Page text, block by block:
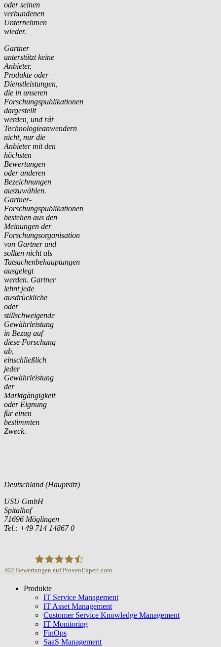
oder seinen
verbundenen
Unternehmen
wieder.
Gartner
unterstützt keine
Anbieter,
Produkte oder
Dienstleistungen,
die in unseren
Forschungspublikationen
dargestellt
werden, und rät
Technologieanwendern
nicht, nur die
Anbieter mit den
höchsten
Bewertungen
oder anderen
Bezeichnungen
auszuwählen.
Gartner-
Forschungspublikationen
bestehen aus den
Meinungen der
Forschungsorganisation
von Gartner und
sollten nicht als
Tatsachenbehauptungen
ausgelegt
werden. Gartner
lehnt jede
ausdrückliche
oder
stillschweigende
Gewährleistung
in Bezug auf
diese Forschung
ab,
einschließlich
jeder
Gewährleistung
der
Marktgängigkeit
oder Eignung
für einen
bestimmten
Zweck.
Deutschland (Hauptsitz)
USU GmbH
Spitalhof
71696 Möglingen
Tel.: +49 714 14867 0
USU GmbH
402 Bewertungen auf ProvenExpert.com
Produkte
IT Service Management
IT Asset Management
Customer Service Knowledge Management
IT Monitoring
FinOps
SaaS Management